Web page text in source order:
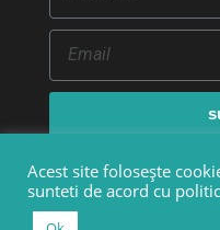
Acest site folosește
sunteti de acord cu